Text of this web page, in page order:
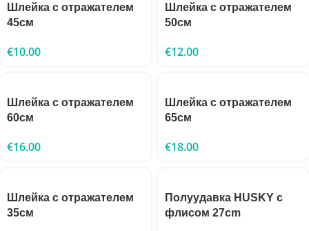
Шлейка с отражателем
45см
€10.00
Шлейка с отражателем
50см
€12.00
Шлейка с отражателем
60см
€16.00
Шлейка с отражателем
65см
€18.00
Шлейка с отражателем
35см
Полуудавка HUSKY с
флисом 27cm